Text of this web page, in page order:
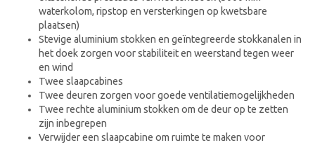
waterkolom, ripstop en versterkingen op kwetsbare
plaatsen)
Stevige aluminium stokken en geïntegreerde stokkanalen in
het doek zorgen voor stabiliteit en weerstand tegen weer
en wind
Twee slaapcabines
Twee deuren zorgen voor goede ventilatiemogelijkheden
Twee rechte aluminium stokken om de deur op te zetten
zijn inbegrepen
Verwijder een slaapcabine om ruimte te maken voor